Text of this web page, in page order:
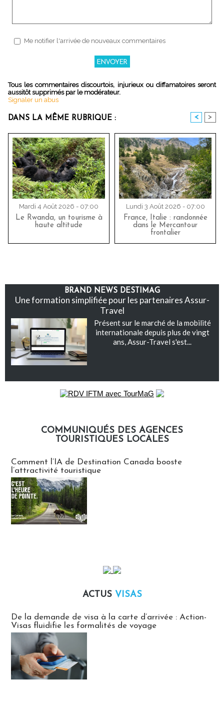
Me notifier l'arrivée de nouveaux commentaires
Tous les commentaires discourtois, injurieux ou diffamatoires seront
aussitôt supprimés par le modérateur.
Signaler un abus
DANS LA MÊME RUBRIQUE : < >
Mardi 4 Août 2026 - 07:00
Le Rwanda, un tourisme à
haute altitude
Lundi 3 Août 2026 - 07:00
France, Italie : randonnée
dans le Mercantour
frontalier
BRAND NEWS DESTIMAG
Une formation simplifiée pour les partenaires Assur-
Travel
Présent sur le marché de la mobilité
internationale depuis plus de vingt
ans, Assur-Travel s'est...
COMMUNIQUÉS DES AGENCES
TOURISTIQUES LOCALES
Comment l’IA de Destination Canada booste
l’attractivité touristique
ACTUS VISAS
De la demande de visa à la carte d’arrivée : Action-
Visas fluidifie les formalités de voyage